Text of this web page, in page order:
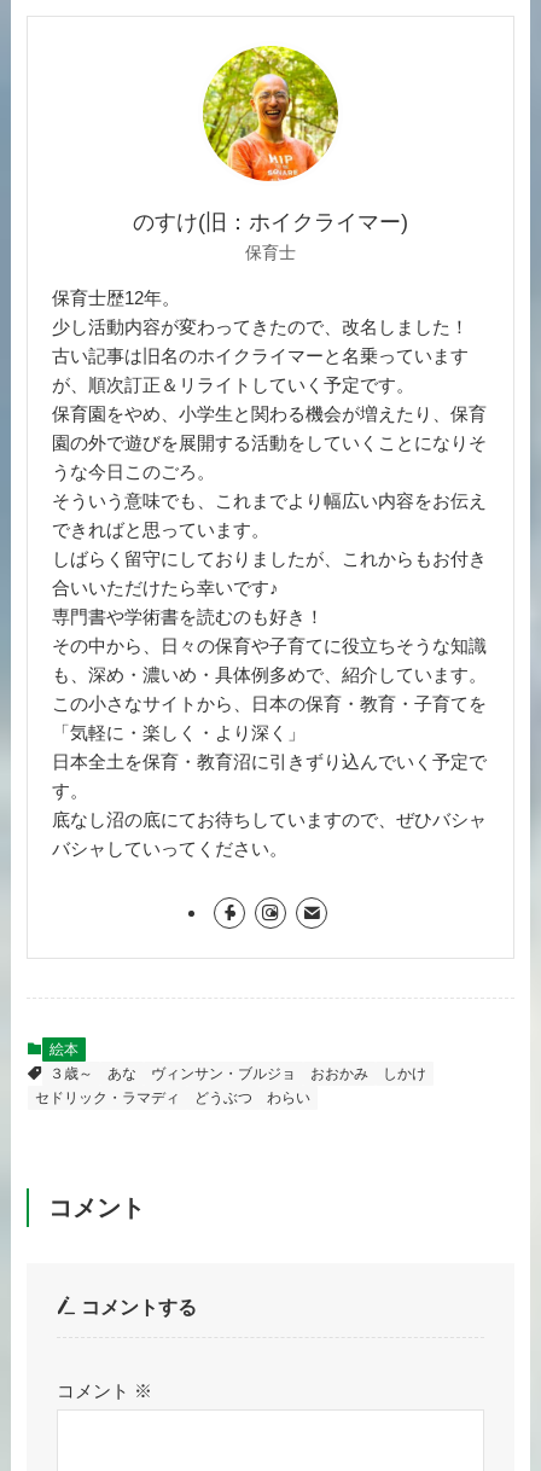
のすけ(旧：ホイクライマー)
保育士
保育士歴12年。
少し活動内容が変わってきたので、改名しました！
古い記事は旧名のホイクライマーと名乗っています
が、順次訂正＆リライトしていく予定です。
保育園をやめ、小学生と関わる機会が増えたり、保育
園の外で遊びを展開する活動をしていくことになりそ
うな今日このごろ。
そういう意味でも、これまでより幅広い内容をお伝え
できればと思っています。
しばらく留守にしておりましたが、これからもお付き
合いいただけたら幸いです♪
専門書や学術書を読むのも好き！
その中から、日々の保育や子育てに役立ちそうな知識
も、深め・濃いめ・具体例多めで、紹介しています。
この小さなサイトから、日本の保育・教育・子育てを
「気軽に・楽しく・より深く」
日本全土を保育・教育沼に引きずり込んでいく予定で
す。
底なし沼の底にてお待ちしていますので、ぜひバシャ
バシャしていってください。
絵本
３歳～
あな ヴィンサン・ブルジョ おおかみ
しかけ
セドリック・ラマディ
どうぶつ わらい
コメント
コメントする
コメント ※